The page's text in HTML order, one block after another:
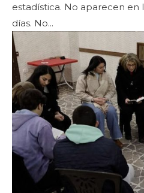
estadística. No aparecen en
días. No...